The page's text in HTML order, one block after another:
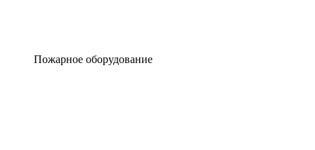
Пожарное оборудование